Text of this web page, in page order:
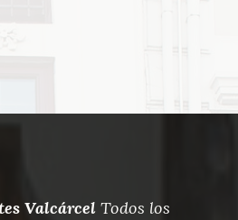
Valcárcel Todos los